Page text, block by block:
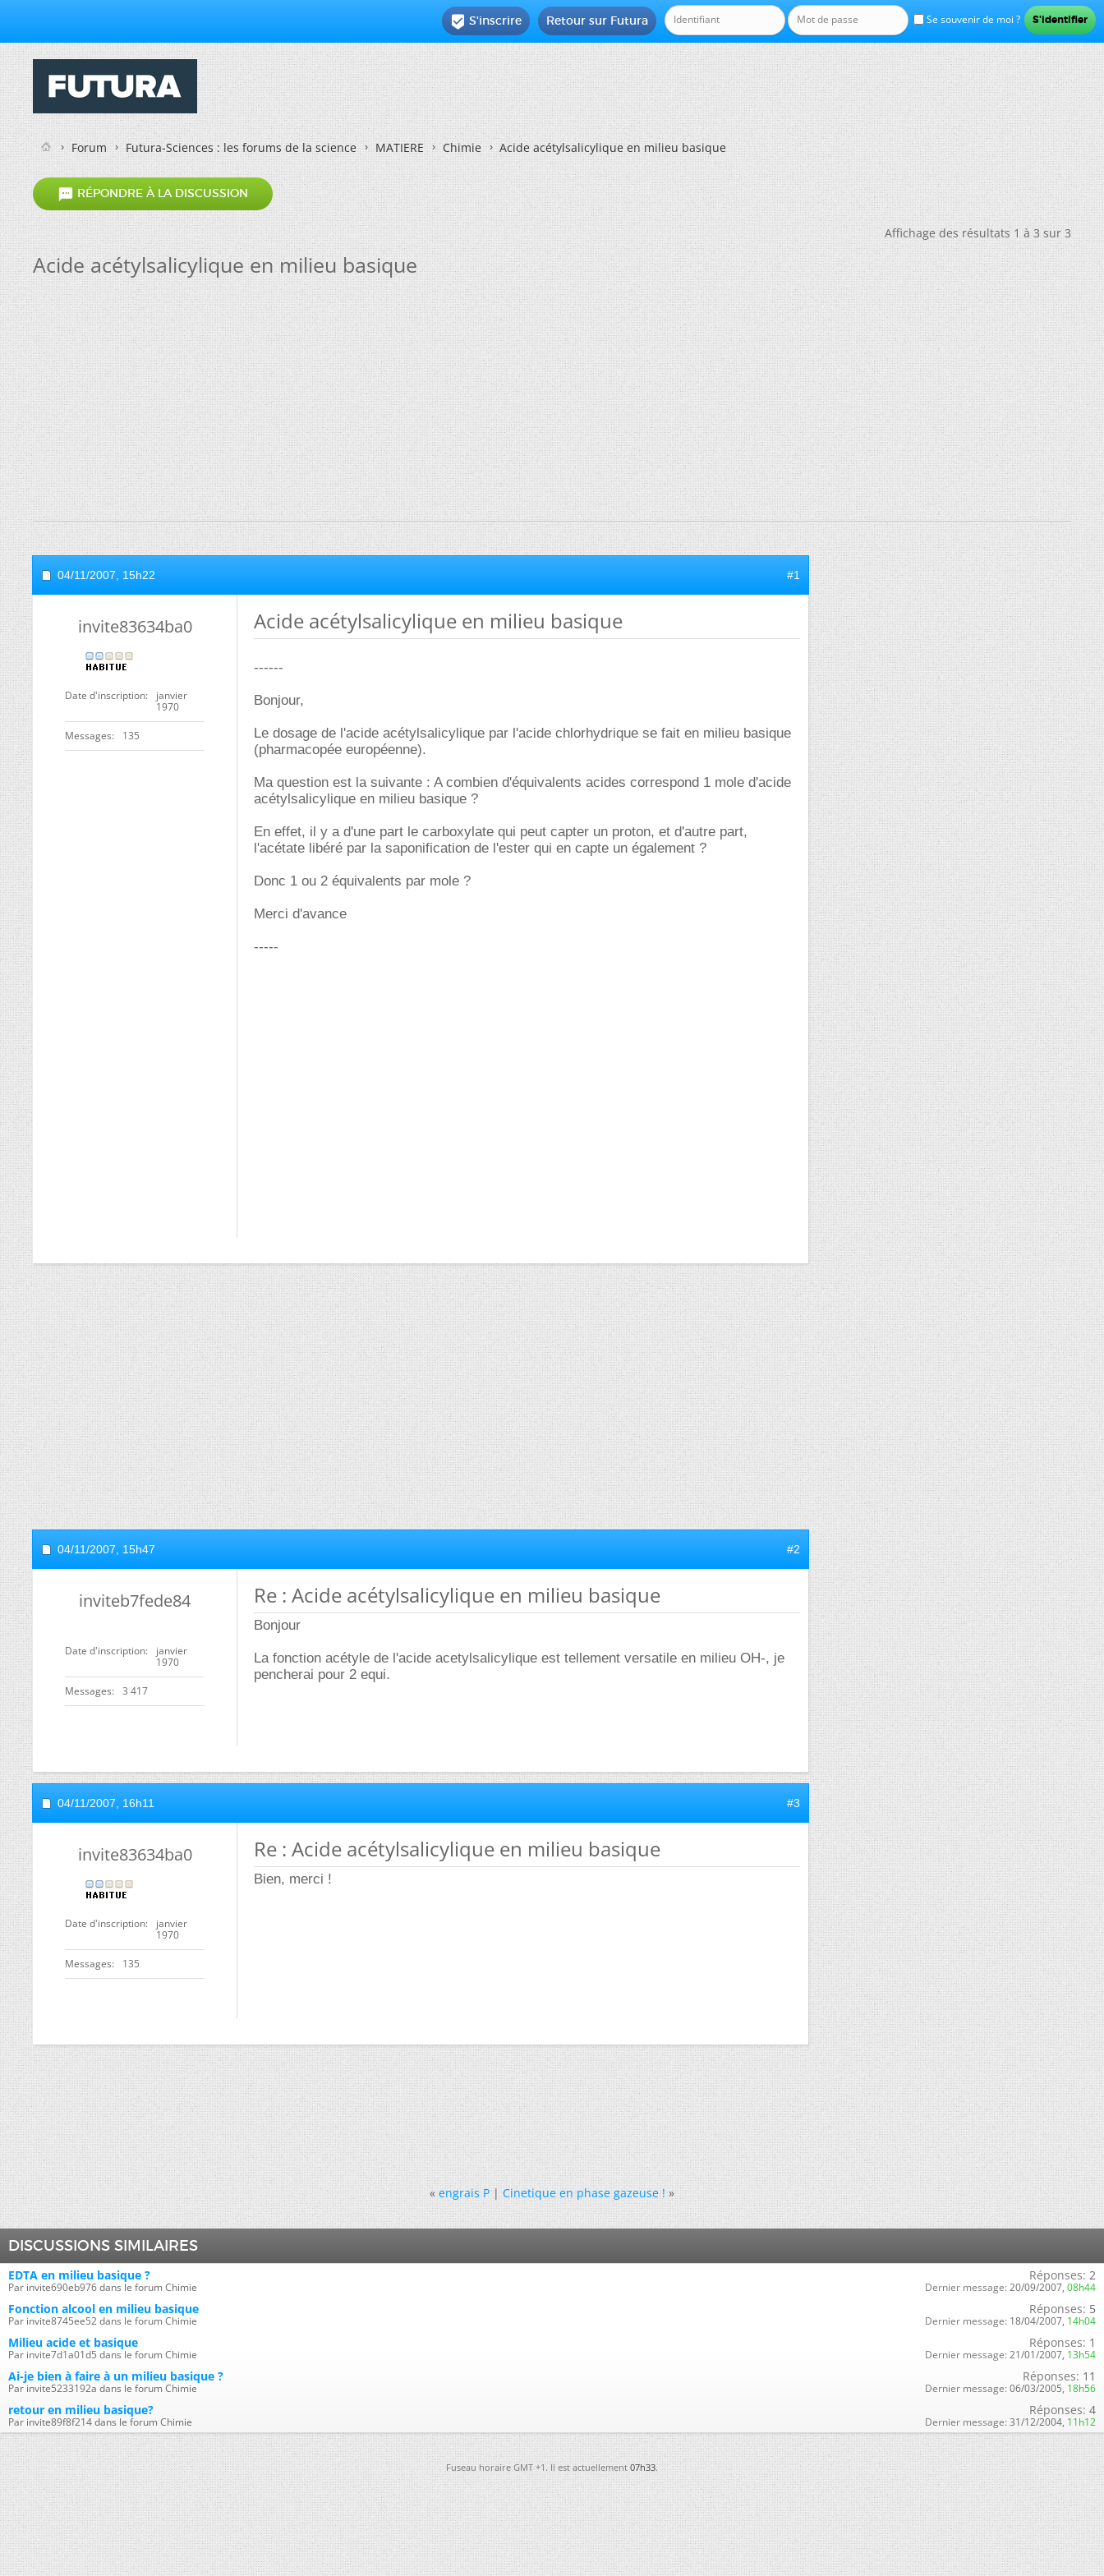
Se souvenir de moi ?
Retour sur Futura
 S'inscrire
Forum Futura-Sciences : les forums de la science MATIERE Chimie Acide acétylsalicylique en milieu basique
 RÉPONDRE À LA DISCUSSION
Affichage des résultats 1 à 3 sur 3
Acide acétylsalicylique en milieu basique
04/11/2007, 15h22 #1
invite83634ba0
Date d'inscription
janvier
1970
Messages 135
Acide acétylsalicylique en milieu basique
------
Bonjour,
Le dosage de l'acide acétylsalicylique par l'acide chlorhydrique se fait en milieu basique
(pharmacopée européenne).
Ma question est la suivante : A combien d'équivalents acides correspond 1 mole d'acide
acétylsalicylique en milieu basique ?
En effet, il y a d'une part le carboxylate qui peut capter un proton, et d'autre part,
l'acétate libéré par la saponification de l'ester qui en capte un également ?
Donc 1 ou 2 équivalents par mole ?
Merci d'avance
-----
04/11/2007, 15h47 #2
inviteb7fede84
Date d'inscription
janvier
1970
Messages 3 417
Re : Acide acétylsalicylique en milieu basique
Bonjour
La fonction acétyle de l'acide acetylsalicylique est tellement versatile en milieu OH-, je
pencherai pour 2 equi.
04/11/2007, 16h11 #3
invite83634ba0
Date d'inscription
janvier
1970
Messages 135
Re : Acide acétylsalicylique en milieu basique
Bien, merci !
« engrais P|Cinetique en phase gazeuse ! »
DISCUSSIONS SIMILAIRES
EDTA en milieu basique ?
Par invite690eb976 dans le forum Chimie
Réponses: 2
Dernier message: 20/09/2007, 08h44
Fonction alcool en milieu basique
Par invite8745ee52 dans le forum Chimie
Réponses: 5
Dernier message: 18/04/2007, 14h04
Milieu acide et basique
Par invite7d1a01d5 dans le forum Chimie
Réponses: 1
Dernier message: 21/01/2007, 13h54
Ai-je bien à faire à un milieu basique ?
Par invite5233192a dans le forum Chimie
Réponses: 11
Dernier message: 06/03/2005, 18h56
retour en milieu basique?
Par invite89f8f214 dans le forum Chimie
Réponses: 4
Dernier message: 31/12/2004, 11h12
Fuseau horaire GMT +1. Il est actuellement07h33.